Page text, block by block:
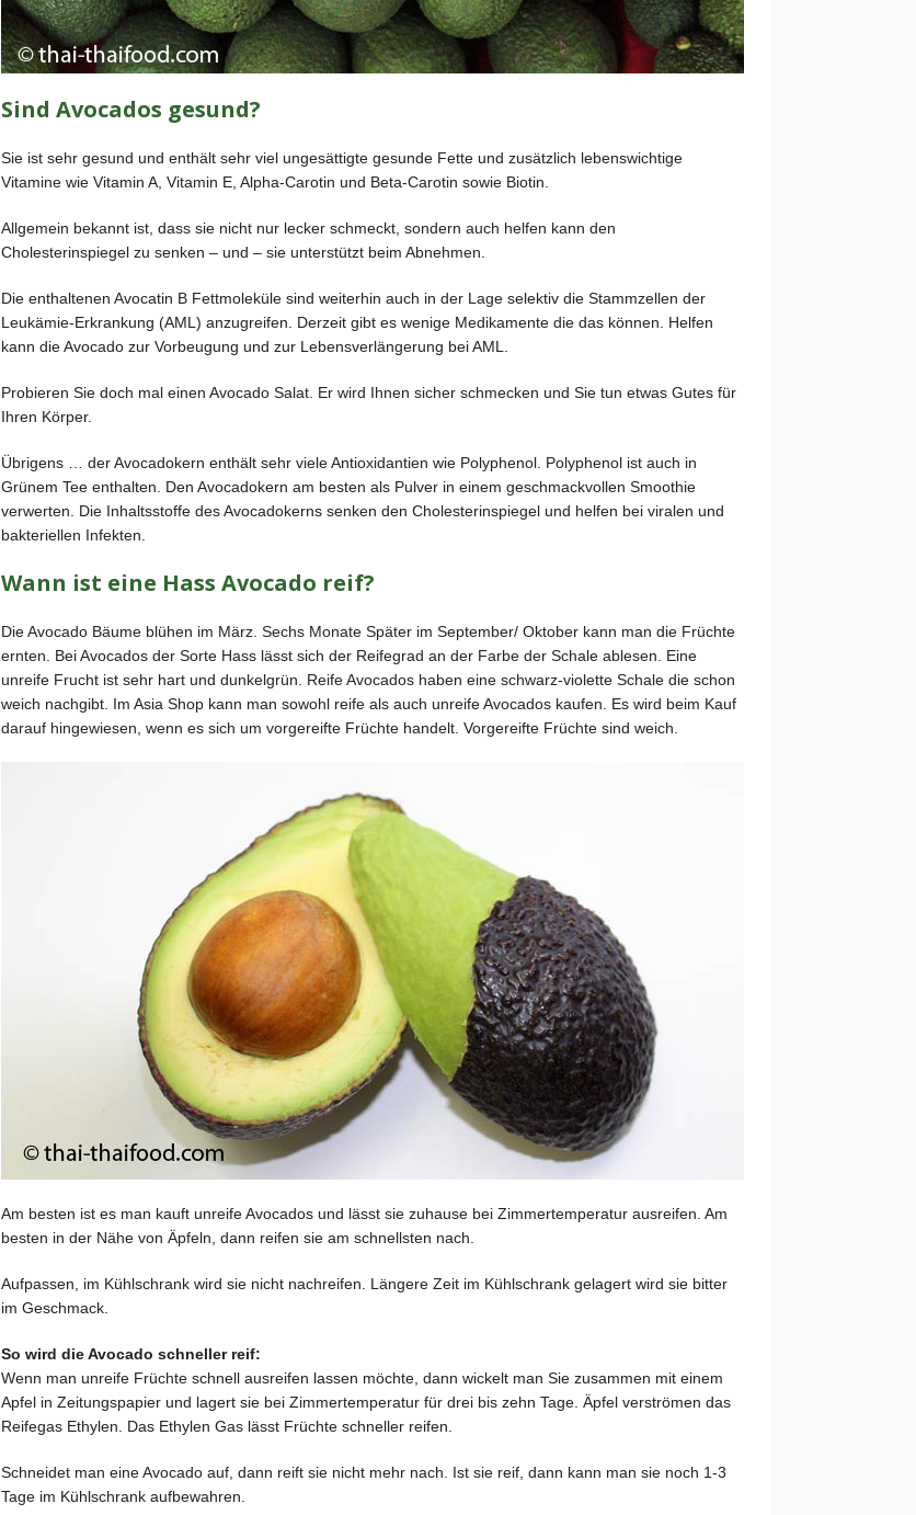
Sind Avocados gesund?
Sie ist sehr gesund und enthält sehr viel ungesättigte gesunde Fette und zusätzlich lebenswichtige
Vitamine wie Vitamin A, Vitamin E, Alpha-Carotin und Beta-Carotin sowie Biotin.
Allgemein bekannt ist, dass sie nicht nur lecker schmeckt, sondern auch helfen kann den
Cholesterinspiegel zu senken – und – sie unterstützt beim Abnehmen.
Die enthaltenen Avocatin B Fettmoleküle sind weiterhin auch in der Lage selektiv die Stammzellen der
Leukämie-Erkrankung (AML) anzugreifen. Derzeit gibt es wenige Medikamente die das können. Helfen
kann die Avocado zur Vorbeugung und zur Lebensverlängerung bei AML.
Probieren Sie doch mal einen Avocado Salat. Er wird Ihnen sicher schmecken und Sie tun etwas Gutes für
Ihren Körper.
Übrigens … der Avocadokern enthält sehr viele Antioxidantien wie Polyphenol. Polyphenol ist auch in
Grünem Tee enthalten. Den Avocadokern am besten als Pulver in einem geschmackvollen Smoothie
verwerten. Die Inhaltsstoffe des Avocadokerns senken den Cholesterinspiegel und helfen bei viralen und
bakteriellen Infekten.
Wann ist eine Hass Avocado reif?
Die Avocado Bäume blühen im März. Sechs Monate Später im September/ Oktober kann man die Früchte
ernten. Bei Avocados der Sorte Hass lässt sich der Reifegrad an der Farbe der Schale ablesen. Eine
unreife Frucht ist sehr hart und dunkelgrün. Reife Avocados haben eine schwarz-violette Schale die schon
weich nachgibt. Im Asia Shop kann man sowohl reife als auch unreife Avocados kaufen. Es wird beim Kauf
darauf hingewiesen, wenn es sich um vorgereifte Früchte handelt. Vorgereifte Früchte sind weich.
Am besten ist es man kauft unreife Avocados und lässt sie zuhause bei Zimmertemperatur ausreifen. Am
besten in der Nähe von Äpfeln, dann reifen sie am schnellsten nach.
Aufpassen, im Kühlschrank wird sie nicht nachreifen. Längere Zeit im Kühlschrank gelagert wird sie bitter
im Geschmack.
So wird die Avocado schneller reif:
Wenn man unreife Früchte schnell ausreifen lassen möchte, dann wickelt man Sie zusammen mit einem
Apfel in Zeitungspapier und lagert sie bei Zimmertemperatur für drei bis zehn Tage. Äpfel verströmen das
Reifegas Ethylen. Das Ethylen Gas lässt Früchte schneller reifen.
Schneidet man eine Avocado auf, dann reift sie nicht mehr nach. Ist sie reif, dann kann man sie noch 1-3
Tage im Kühlschrank aufbewahren.